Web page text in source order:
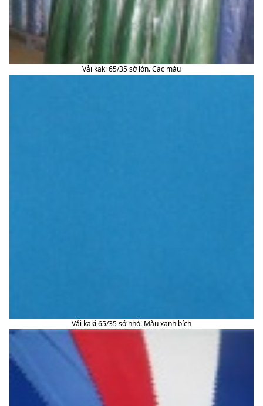
Vải kaki 65/35 sớ lớn. Các màu
Vải kaki 65/35 sớ nhỏ. Màu xanh bích